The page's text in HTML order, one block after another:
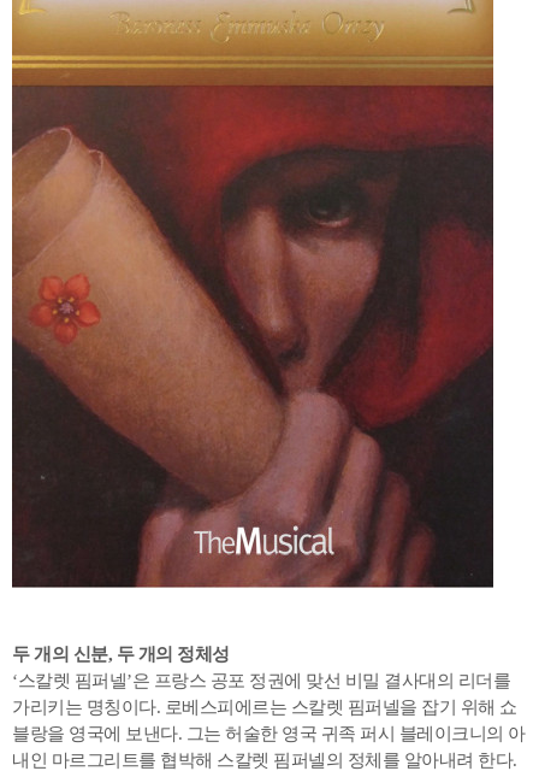
두 개의 신분, 두 개의 정체성
‘스칼렛 핌퍼넬’은 프랑스 공포 정권에 맞선 비밀 결사대의 리더를
가리키는 명칭이다. 로베스피에르는 스칼렛 핌퍼넬을 잡기 위해 쇼
블랑을 영국에 보낸다. 그는 허술한 영국 귀족 퍼시 블레이크니의 아
내인 마르그리트를 협박해 스칼렛 핌퍼넬의 정체를 알아내려 한다.